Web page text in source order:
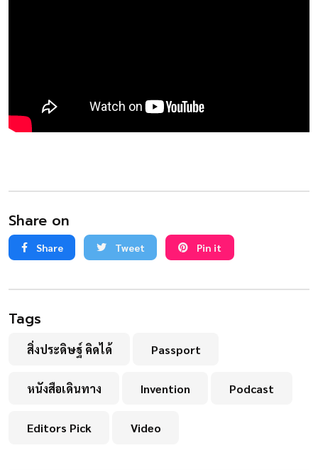
Share on
Share Tweet Pin it
Tags
สิ่งประดิษฐ์ คิดได้ Passport
หนังสือเดินทาง Invention Podcast
Editors Pick Video